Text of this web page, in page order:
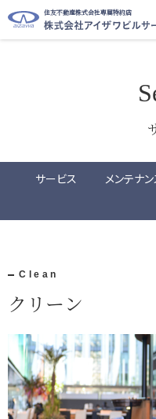
住友不動産株式会社専属特約店
サービス メンテナ
Clean
クリーン